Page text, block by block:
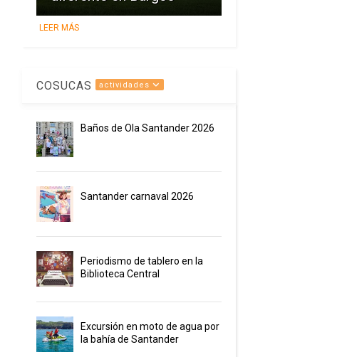
LEER MÁS
COSUCAS actividades
Baños de Ola Santander 2026
Santander carnaval 2026
Periodismo de tablero en la
Biblioteca Central
Excursión en moto de agua por
la bahía de Santander